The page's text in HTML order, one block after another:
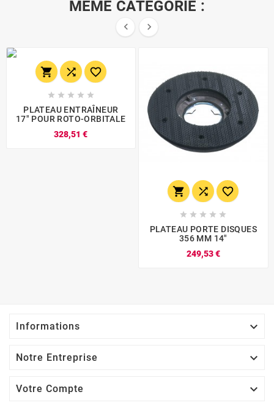
MÊME CATÉGORIE :
 
  
    
PLATEAU ENTRAÎNEUR
17" POUR ROTO-ORBITALE
328,51 €
  
    
PLATEAU PORTE DISQUES
356 MM 14"
249,53 €
Informations 
Notre Entreprise 
Votre Compte 